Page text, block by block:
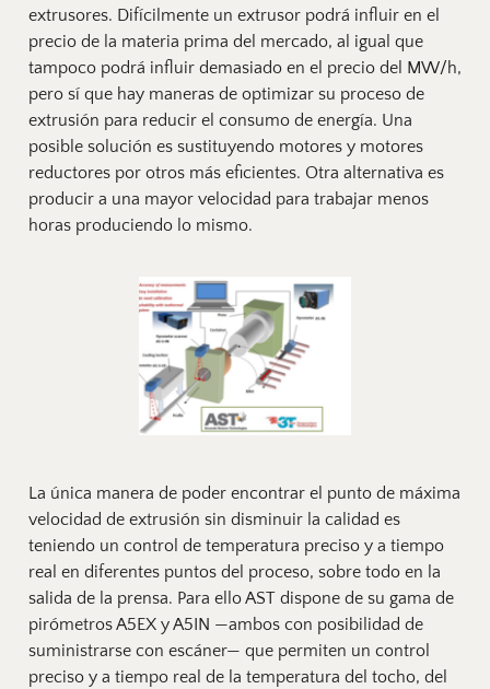
extrusores. Difícilmente un extrusor podrá influir en el
precio de la materia prima del mercado, al igual que
tampoco podrá influir demasiado en el precio del MW/h,
pero sí que hay maneras de optimizar su proceso de
extrusión para reducir el consumo de energía. Una
posible solución es sustituyendo motores y motores
reductores por otros más eficientes. Otra alternativa es
producir a una mayor velocidad para trabajar menos
horas produciendo lo mismo.
La única manera de poder encontrar el punto de máxima
velocidad de extrusión sin disminuir la calidad es
teniendo un control de temperatura preciso y a tiempo
real en diferentes puntos del proceso, sobre todo en la
salida de la prensa. Para ello AST dispone de su gama de
pirómetros A5EX y A5IN —ambos con posibilidad de
suministrarse con escáner— que permiten un control
preciso y a tiempo real de la temperatura del tocho, del